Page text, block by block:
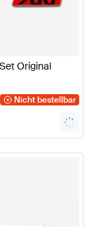
Original
Nicht bestellbar